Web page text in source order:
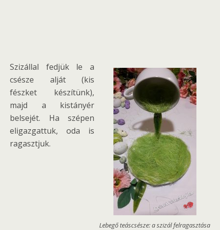
Lebegő teáscsésze: a szizál felragasztása
Szizállal fedjük le a
csésze alját (kis
fészket készítünk),
majd a kistányér
belsejét. Ha szépen
eligazgattuk, oda is
ragasztjuk.